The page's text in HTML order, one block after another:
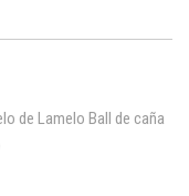
de Lamelo Ball de caña